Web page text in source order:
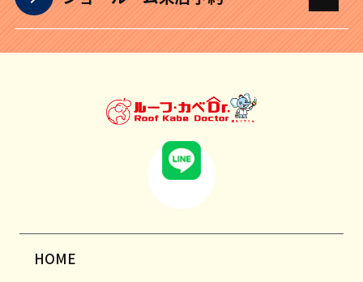
HOME